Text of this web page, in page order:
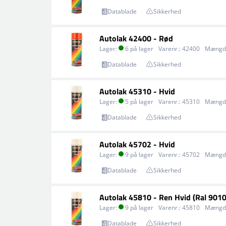
Datablade
Sikkerhed
Autolak 42400 - Rød
Lager: 6 på lager Varenr.: 42400
Datablade
Sikkerhed
Autolak 45310 - Hvid
Lager: 5 på lager Varenr.: 45310
Datablade
Sikkerhed
Autolak 45702 - Hvid
Lager: 9 på lager Varenr.: 45702
Datablade
Sikkerhed
Autolak 45810 - Ren Hvid (Ral
Lager: 9 på lager Varenr.: 45810
Datablade
Sikkerhed